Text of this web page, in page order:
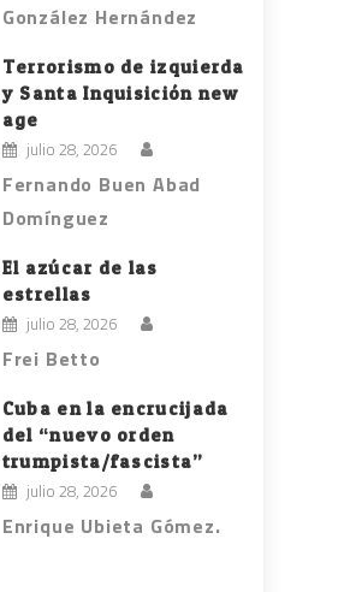
González Hernández
Terrorismo de izquierda
y Santa Inquisición new
age
julio 28, 2026
Fernando Buen Abad
Domínguez
El azúcar de las
estrellas
julio 28, 2026
Frei Betto
Cuba en la encrucijada
del “nuevo orden
trumpista/fascista”
julio 28, 2026
Enrique Ubieta Gómez.